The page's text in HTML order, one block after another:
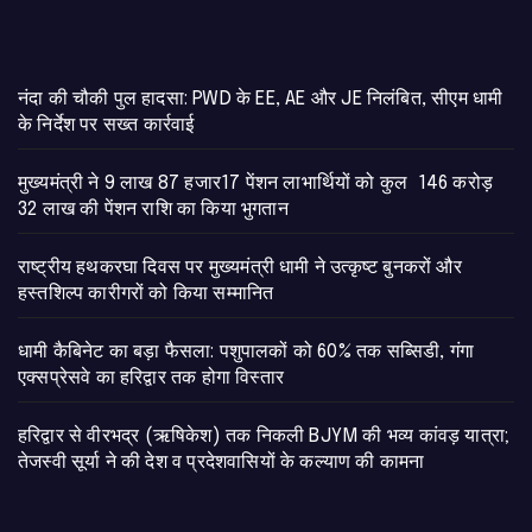
नंदा की चौकी पुल हादसा: PWD के EE, AE और JE निलंबित, सीएम धामी
के निर्देश पर सख्त कार्रवाई
मुख्यमंत्री ने 9 लाख 87 हजार17 पेंशन लाभार्थियों को कुल 146 करोड़
32 लाख की पेंशन राशि का किया भुगतान
राष्ट्रीय हथकरघा दिवस पर मुख्यमंत्री धामी ने उत्कृष्ट बुनकरों और
हस्तशिल्प कारीगरों को किया सम्मानित
​धामी कैबिनेट का बड़ा फैसला: पशुपालकों को 60% तक सब्सिडी, गंगा
एक्सप्रेसवे का हरिद्वार तक होगा विस्तार
​हरिद्वार से वीरभद्र (ऋषिकेश) तक निकली BJYM की भव्य कांवड़ यात्रा;
तेजस्वी सूर्या ने की देश व प्रदेशवासियों के कल्याण की कामना